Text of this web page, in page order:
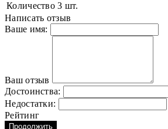
Количество 3 шт.
Написать отзыв
Ваше имя:
Ваш отзыв
Достоинства:
Недостатки:
Рейтинг
Продолжить